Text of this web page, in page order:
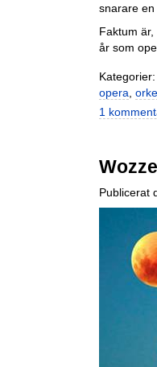
snarare
Faktum
år som
Kategorier:
opera
1
Publicerat